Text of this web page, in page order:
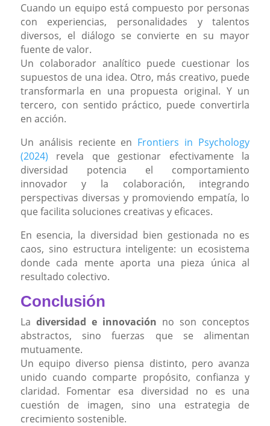
Cuando un equipo está compuesto por personas
con experiencias, personalidades y talentos
diversos, el diálogo se convierte en su mayor
fuente de valor.
Un colaborador analítico puede cuestionar los
supuestos de una idea. Otro, más creativo, puede
transformarla en una propuesta original. Y un
tercero, con sentido práctico, puede convertirla
en acción.
Un análisis reciente en Frontiers in Psychology
(2024) revela que gestionar efectivamente la
diversidad potencia el comportamiento
innovador y la colaboración, integrando
perspectivas diversas y promoviendo empatía, lo
que facilita soluciones creativas y eficaces.
En esencia, la diversidad bien gestionada no es
caos, sino estructura inteligente: un ecosistema
donde cada mente aporta una pieza única al
resultado colectivo.
Conclusión
La diversidad e innovación no son conceptos
abstractos, sino fuerzas que se alimentan
mutuamente.
Un equipo diverso piensa distinto, pero avanza
unido cuando comparte propósito, confianza y
claridad. Fomentar esa diversidad no es una
cuestión de imagen, sino una estrategia de
crecimiento sostenible.